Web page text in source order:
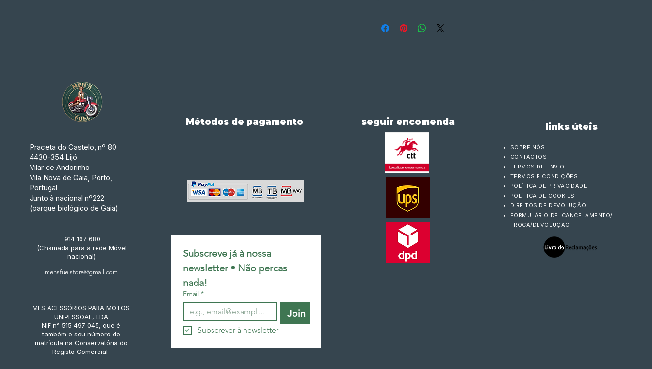
Praceta do Castelo, nº 80
4430-354 Lijó
Vilar de Andorinho
Vila Nova de Gaia, Porto,
Portugal
Junto à nacional nº222
(parque biológico de Gaia)
914 167 680
(Chamada para a rede Móvel
nacional)
mensfuelstore@gmail.com
MFS ACESSÓRIOS PARA MOTOS
UNIPESSOAL, LDA
NIF n° 515 497 045, que é
também o seu número de
matrícula na Conservatória do
Registo Comercial
Métodos de pagamento
Subscreve já à nossa
newsletter • Não percas
nada!
Email *
Join
Subscrever à newsletter
seguir encomenda links úteis
SOBRE NÓS
CONTACTOS
TERMOS DE ENVIO
TERMOS E CONDIÇÕES
POLÍTICA DE PRIVACIDADE
POLÍTICA DE COOKIES
DIREITOS DE DEVOLUÇÃO
FORMULÁRIO DE CANCELAMENTO/
TROCA/DEVOLUÇÃO